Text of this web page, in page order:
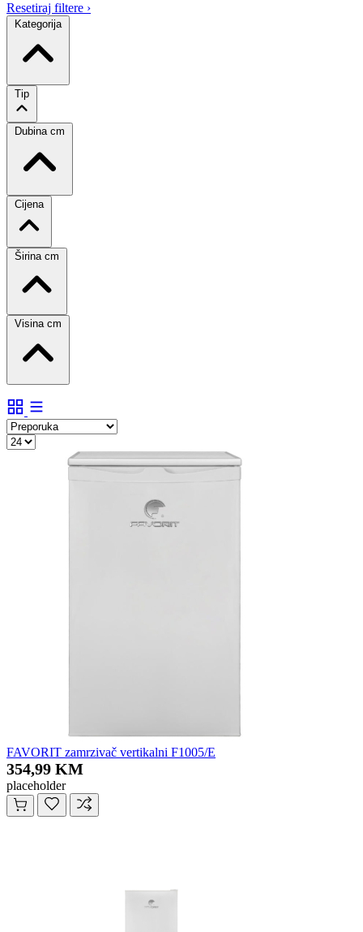
Resetiraj filtere ›
Kategorija
Tip
Dubina cm
Cijena
Širina cm
Visina cm
FAVORIT zamrzivač vertikalni F1005/E
354,99 KM
placeholder